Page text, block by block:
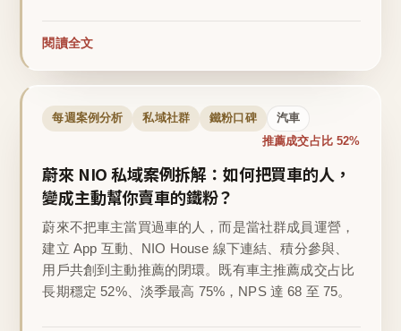
閱讀全文
每週案例分析 私域社群 鐵粉口碑 汽車
推薦成交占比 52%
蔚來 NIO 私域案例拆解：如何把買車的人，
變成主動幫你賣車的鐵粉？
蔚來不把車主當買過車的人，而是當社群成員運營，
建立 App 互動、NIO House 線下連結、積分參與、
用戶共創到主動推薦的閉環。既有車主推薦成交占比
長期穩定 52%、淡季最高 75%，NPS 達 68 至 75。